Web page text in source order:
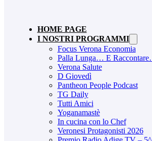
HOME PAGE
I NOSTRI PROGRAMMI
Focus Verona Economia
Palla Lunga… E
Verona Salute
D Giovedì
Pantheon People Podcast
TG Daily
Tutti Amici
Yoganamastè
In cucina con lo Chef
Veronesi Protagonisti 2026